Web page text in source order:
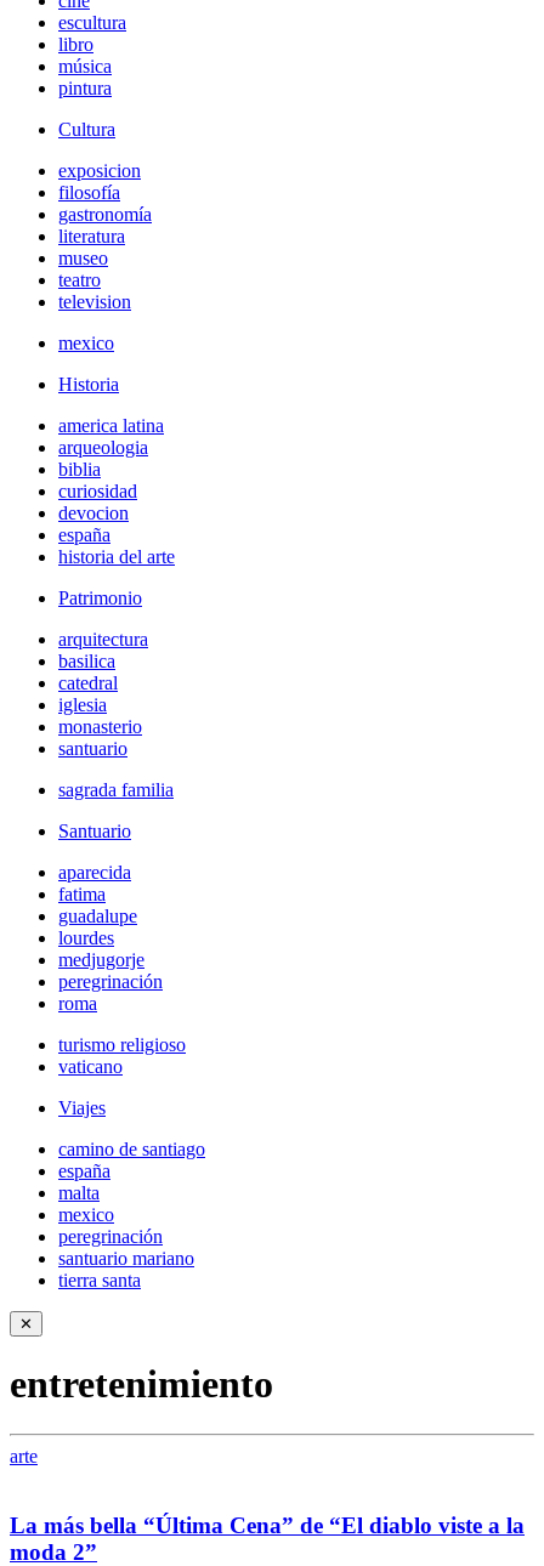
escultura
libro
música
pintura
Cultura
exposicion
filosofía
gastronomía
literatura
museo
teatro
television
mexico
Historia
america latina
arqueologia
biblia
curiosidad
devocion
españa
historia del arte
Patrimonio
arquitectura
basilica
catedral
iglesia
monasterio
santuario
sagrada familia
Santuario
aparecida
fatima
guadalupe
lourdes
medjugorje
peregrinación
roma
turismo religioso
vaticano
Viajes
camino de santiago
españa
malta
mexico
peregrinación
santuario mariano
tierra santa
✕
entretenimiento
arte
La más bella “Última Cena” de “El diablo viste a la
moda 2”